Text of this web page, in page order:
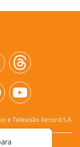
e Televisão Record S.A